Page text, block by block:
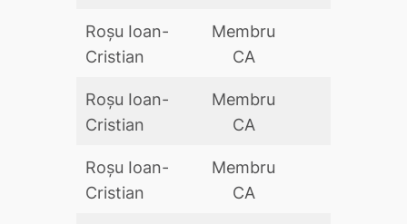
Roșu Ioan-
Cristian
Membru
CA
Roșu Ioan-
Cristian
Membru
CA
Roșu Ioan-
Cristian
Membru
CA